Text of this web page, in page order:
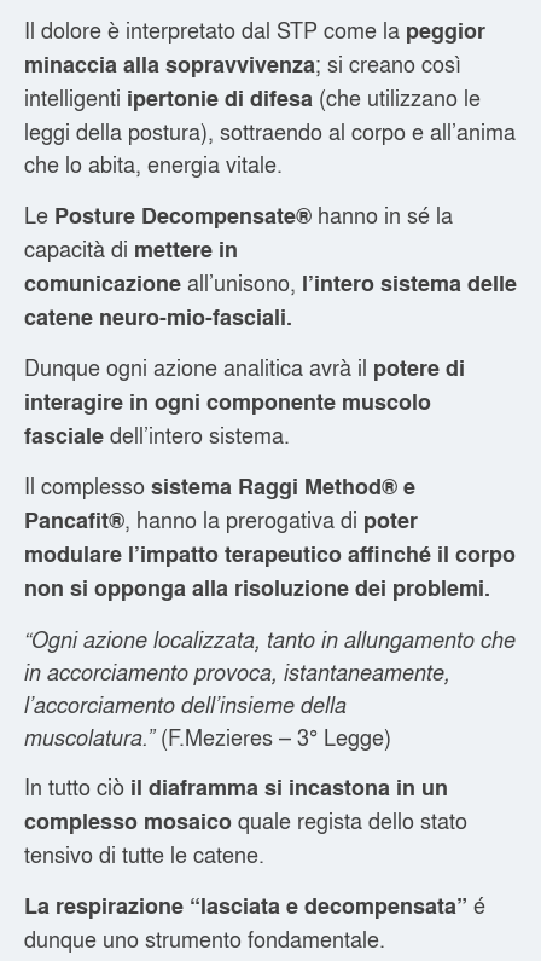
Il dolore è interpretato dal STP come la peggior
minaccia alla sopravvivenza; si creano così
intelligenti ipertonie di difesa (che utilizzano le
leggi della postura), sottraendo al corpo e all’anima
che lo abita, energia vitale.
Le Posture Decompensate® hanno in sé la
capacità di mettere in
comunicazioneall’unisono, l’intero sistema delle
catene neuro-mio-fasciali.
Dunque ogni azione analitica avrà il potere di
interagire in ogni componente muscolo
fascialedell’intero sistema.
Il complessosistema Raggi Method® e
Pancafit®, hanno la prerogativa di poter
modulare l’impatto terapeutico affinché il corpo
non si opponga alla risoluzione dei problemi.
“Ogni azione localizzata, tanto in allungamento che
in accorciamento provoca, istantaneamente,
l’accorciamento dell’insieme della
muscolatura.”(F.Mezieres – 3° Legge)
In tutto ciò il diaframma si incastona in un
complesso mosaicoquale regista dello stato
tensivo di tutte le catene.
La respirazione “lasciata e decompensata” é
dunque uno strumento fondamentale.